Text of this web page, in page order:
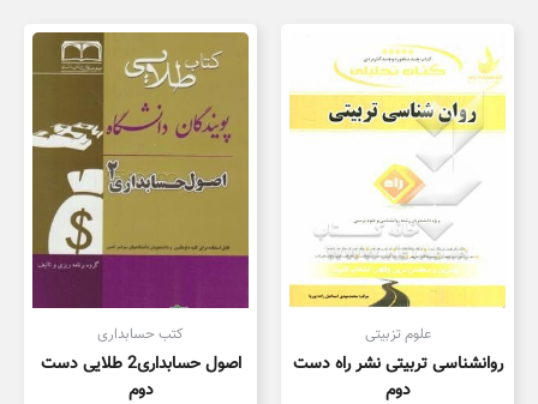
علوم تزبیتی
روانشناسی تربیتی نشر راه دست
دوم
کتب حسابداری
اصول حسابداری2 طلایی دست
دوم